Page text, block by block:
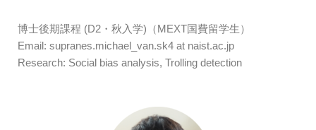
博士後期課程 (D2・秋入学)（MEXT国費留学生）
Email: supranes.michael_van.sk4 at naist.ac.jp
Research: Social bias analysis, Trolling detection